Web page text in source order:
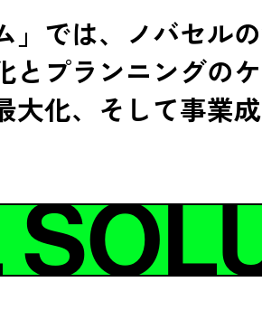
」では、ノバセル
とプランニングの
化、そして事業